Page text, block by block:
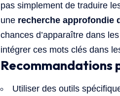
pas simplement de traduire
une recherche approfondie
chances d’apparaître dans
intégrer ces mots clés dans
Recommandations
Utiliser des outils